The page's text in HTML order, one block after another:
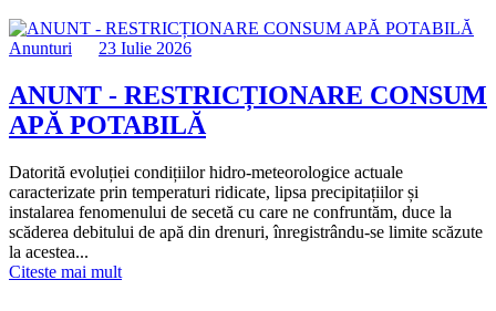
Anunturi 23 Iulie 2026
ANUNT - RESTRICȚIONARE CONSUM
APĂ POTABILĂ
Datorită evoluției condițiilor hidro-meteorologice actuale
caracterizate prin temperaturi ridicate, lipsa precipitațiilor și
instalarea fenomenului de secetă cu care ne confruntăm, duce la
scăderea debitului de apă din drenuri, înregistrându-se limite scăzute
la acestea...
Citeste mai mult